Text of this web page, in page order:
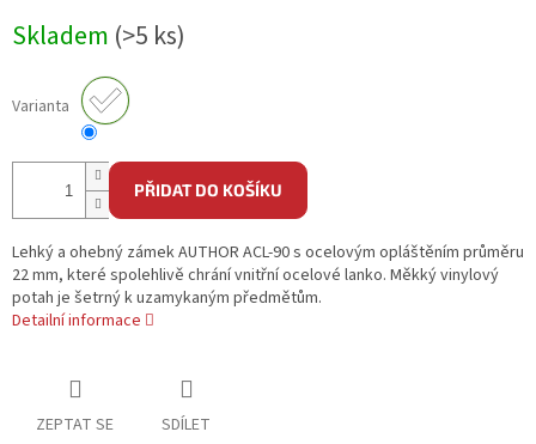
cena:
Skladem (>5 ks)
Varianta
PŘIDAT DO KOŠÍKU
Lehký a ohebný zámek AUTHOR ACL-90 s ocelovým opláštěním průměru
22 mm, které spolehlivě chrání vnitřní ocelové lanko. Měkký vinylový
potah je šetrný k uzamykaným předmětům.
Detailní informace
ZEPTAT SE SDÍLET